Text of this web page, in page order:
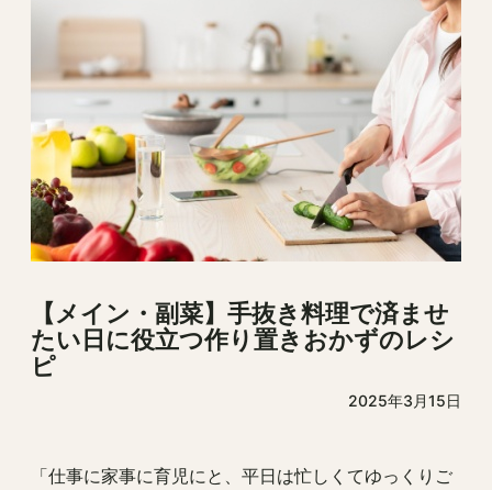
【メイン・副菜】手抜き料理で済ませ
たい日に役立つ作り置きおかずのレシ
ピ
2025年3月15日
「仕事に家事に育児にと、平日は忙しくてゆっくりご